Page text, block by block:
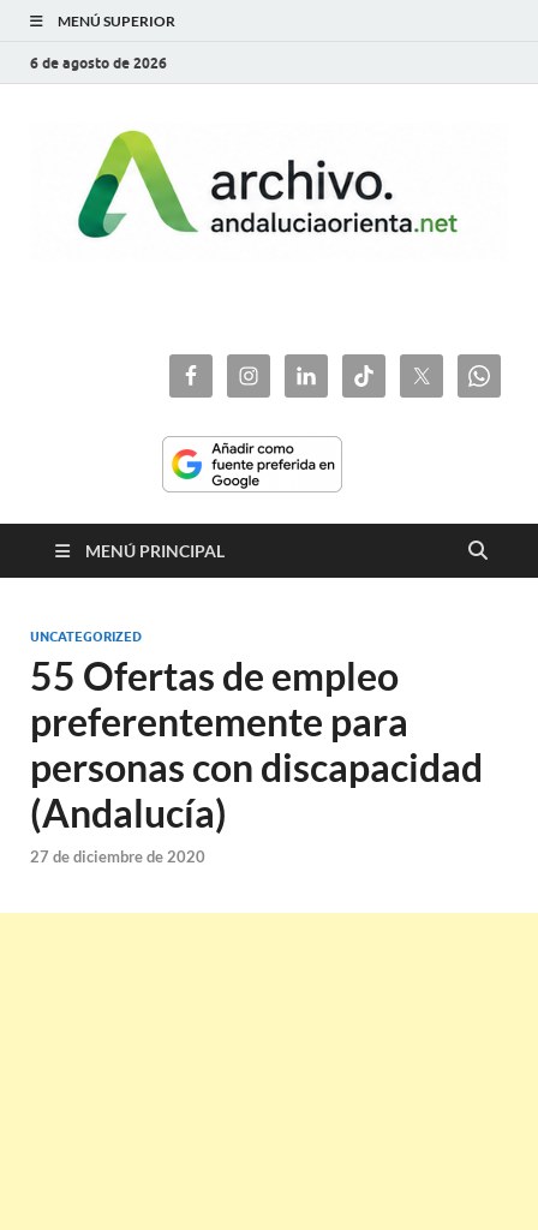
MENÚ SUPERIOR
6 de agosto de 2026
MENÚ PRINCIPAL
UNCATEGORIZED
55 Ofertas de empleo
preferentemente para
personas con discapacidad
(Andalucía)
27 de diciembre de 2020